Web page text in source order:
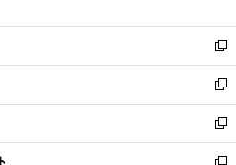
開
く
ウ
で
開
く
ン
ド
ウ
で
開
く
ウ
ィ
ン
ド
ウ
で
開
く
新
し
い
ウ
ィ
ン
新
し
い
ウ
新
し